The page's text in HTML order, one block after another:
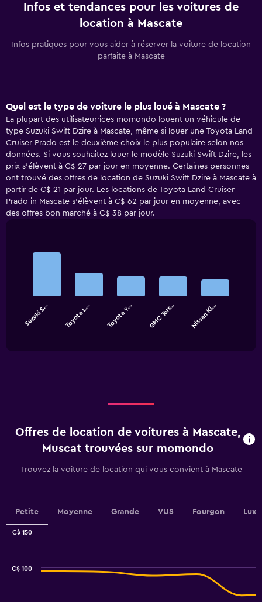
Infos et tendances pour les voitures de
location à Mascate
Infos pratiques pour vous aider à réserver la voiture de location
parfaite à Mascate
Quel est le type de voiture le plus loué à Mascate ?
La plupart des utilisateur·ices momondo louent un véhicule de
type Suzuki Swift Dzire à Mascate, même si louer une Toyota Land
Cruiser Prado est le deuxième choix le plus populaire selon nos
données. Si vous souhaitez louer le modèle Suzuki Swift Dzire, les
prix s'élèvent à C$ 27 par jour en moyenne. Certaines personnes
ont trouvé des offres de location de Suzuki Swift Dzire à Mascate à
partir de C$ 21 par jour. Les locations de Toyota Land Cruiser
Prado in Mascate s'élèvent à C$ 62 par jour en moyenne, avec
des offres bon marché à C$ 38 par jour.
The
chart
The
1
values.
Range:
0
Chart
Suzuki S… Toyota L… Toyota Y… GMC Terr… Nissan Ki…
End
Offres de location de voitures à Mascate,
Muscat trouvées sur momondo
Trouvez la voiture de location qui vous convient à Mascate
Petite Moyenne Grande VUS Fourgon Luxe
C$ 100
C$ 150